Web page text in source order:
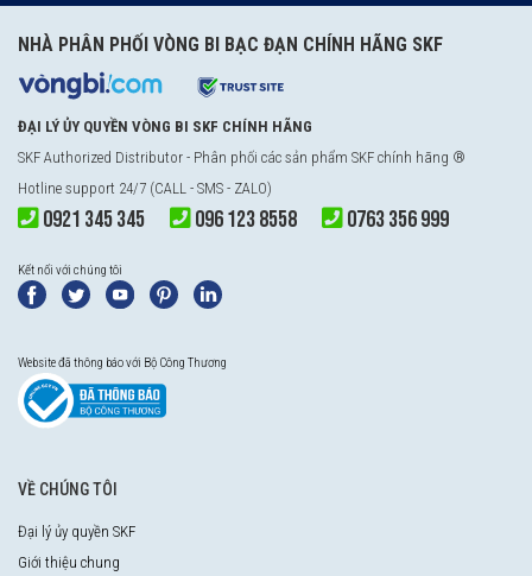
NHÀ PHÂN PHỐI VÒNG BI BẠC ĐẠN CHÍNH HÃNG SKF
ĐẠI LÝ ỦY QUYỀN VÒNG BI SKF CHÍNH HÃNG
SKF Authorized Distributor - Phân phối các sản phẩm SKF chính hãng ®
Hotline support 24/7 (CALL - SMS - ZALO)
0921 345 345 096 123 8558 0763 356 999
Kết nối với chúng tôi
Website đã thông báo với Bộ Công Thương
VỀ CHÚNG TÔI
Đại lý ủy quyền SKF
Giới thiệu chung